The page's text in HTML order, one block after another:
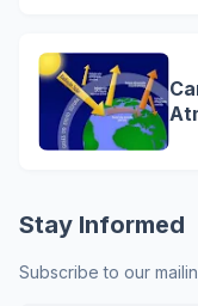
Stay Informed
Subscribe to our